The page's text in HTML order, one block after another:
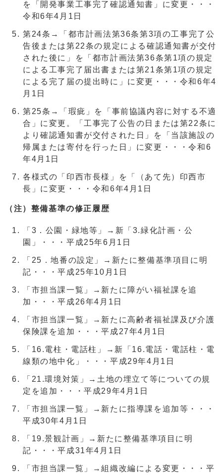
を「開発事業工事完了確認通知書」に変更・・・
令和6年4月1日
第24条→「都市計画法第36条第3項の工事完了公
告後または第22条の規定による確認通知書が交付
された後に」を「都市計画法第36条第1項の規定
による工事完了届出書または第21条第1項の規定
による完了届の提出時に」に変更・・・令和6年4
月1日
第25条→「瑕疵」を「事前協議内容に対する不適
合」に変更。「工事完了公告の日または第22条に
より確認通知書が交付された日」を「当該施設の
帰属または寄付を行った日」に変更・・・令和6
年4月1日
各様式の「印西市長様」を「（あて先）印西市
長」に変更・・・令和6年4月1日
（注）整備基準の修正履歴
「3．公園・緑地等」→新「3.緑化計画・公
園」・・・平成25年6月1日
「25．地番の設定」→新たに整備基準項目に明
記・・・平成25年10月1日
「市担当課一覧」→新たに障がい福祉課を追
加・・・平成26年4月1日
「市担当課一覧」→新たに高齢者福祉課及び介護
保険課を追加・・・平成27年4月1日
「16.電柱・電話柱」→新「16.電話・電話柱・電
線類の地中化」・・・平成29年4月1日
「21.環境対策」→土地の埋立て等についての規
定を追加・・・平成29年4月1日
「市担当課一覧」→新たに指導課を追加等・・・
平成30年4月1日
「19.景観計画」→新たに整備基準項目に明
記・・・平成31年4月1日
「市担当課一覧」→組織改編による変更・・・平